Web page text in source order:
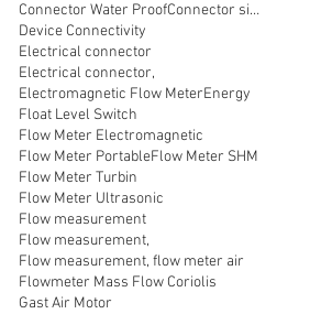
Connector Water ProofConnector sibas
Device Connectivity
Electrical connector
Electrical connector,
Electromagnetic Flow MeterEnergy
Float Level Switch
Flow Meter Electromagnetic
Flow Meter PortableFlow Meter SHM
Flow Meter Turbin
Flow Meter Ultrasonic
Flow measurement
Flow measurement,
Flow measurement, flow meter air
Flowmeter Mass Flow Coriolis
Gast Air Motor